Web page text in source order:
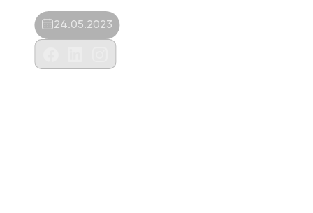
24.05.2023